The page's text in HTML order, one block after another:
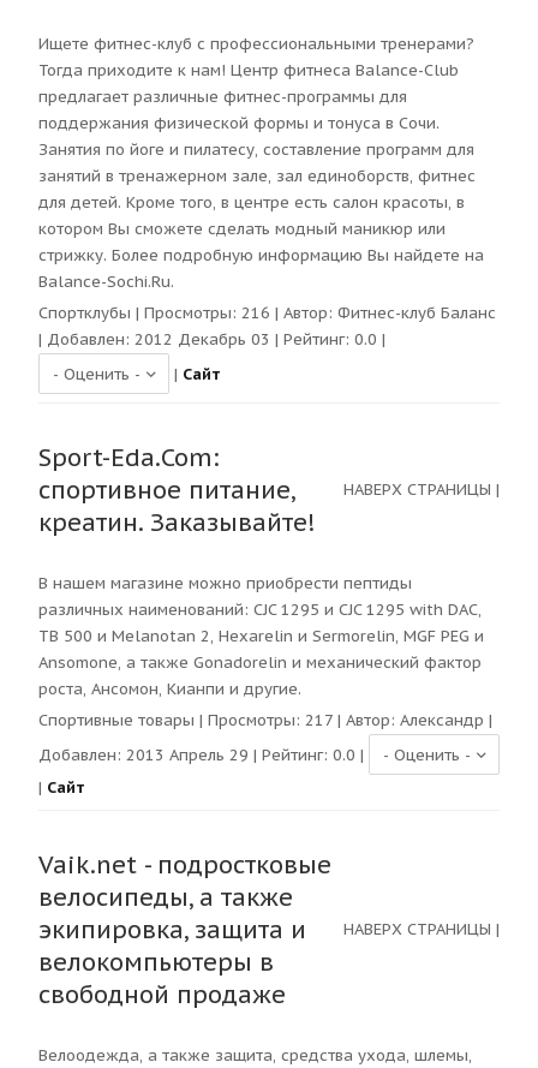
Ищете фитнес-клуб с профессиональными тренерами?
Тогда приходите к нам! Центр фитнеса Balance-Club
предлагает различные фитнес-программы для
поддержания физической формы и тонуса в Сочи.
Занятия по йоге и пилатесу, составление программ для
занятий в тренажерном зале, зал единоборств, фитнес
для детей. Кроме того, в центре есть салон красоты, в
котором Вы сможете сделать модный маникюр или
стрижку. Более подробную информацию Вы найдете на
Balance-Sochi.Ru.
Спортклубы | Просмотры: 216 | Автор: Фитнес-клуб Баланс
| Добавлен: 2012 Декабрь 03 | Рейтинг: 0.0 |
| Сайт
Sport-Eda.Com:
спортивное питание,
креатин. Заказывайте!
НАВЕРХ СТРАНИЦЫ |
В нашем магазине можно приобрести пептиды
различных наименований: CJC 1295 и CJC 1295 with DAC,
TB 500 и Melanotan 2, Hexarelin и Sermorelin, MGF PEG и
Ansomone, а также Gonadorelin и механический фактор
роста, Ансомон, Кианпи и другие.
Спортивные товары | Просмотры: 217 | Автор: Александр |
Добавлен: 2013 Апрель 29 | Рейтинг: 0.0 |
| Сайт
Vaik.net - подростковые
велосипеды, а также
экипировка, защита и
велокомпьютеры в
свободной продаже
НАВЕРХ СТРАНИЦЫ |
Велоодежда, а также защита, средства ухода, шлемы,